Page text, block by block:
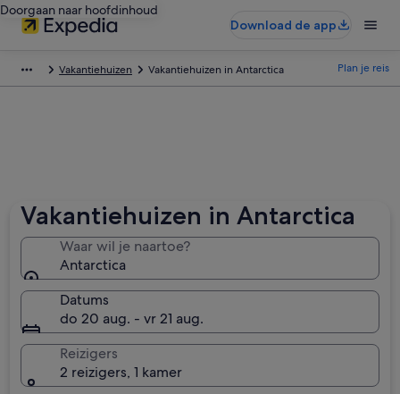
Doorgaan naar hoofdinhoud
Download de app
Vakantiehuizen Vakantiehuizen in Antarctica Plan je reis
Vakantiehuizen in Antarctica
Waar wil je naartoe?
Antarctica
Datums
do 20 aug. - vr 21 aug.
Reizigers
2 reizigers, 1 kamer